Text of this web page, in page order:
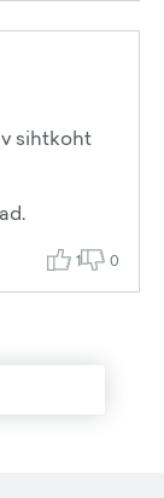
sihtkoht
1 0